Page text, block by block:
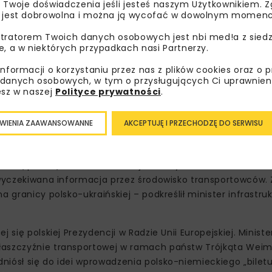
poparte analizami i danymi, argumenty
jej celem było udzielenie wsparcia
Biorąc pod uwagę negatywny wpływ umowy w jej
konieczność podjęcia wszelkich możliwych działań
o wsparcie podczas prac nad zmianą i
na europejskim rynku międzynarodowych
jego niemieckiego odpowiednika i
prośbą, zasadność rewizji umowy i doceniam, że
informacja przez środowisko transportowców.
granicy polsko-ukraińskiej – podkreślił minister
polskiej Prezydencji w Radzie Unii Europejskiej.
transportowej w ramach państw Trójkąta
się do idei wprowadzenia polsko-niemieckiego
doświadczenia jeśli jesteś naszym Użytkownikiem.
dobrowolna i można ją wycofać w dowolnym
Twoich danych osobowych jest nbi med!a z
a w niektórych przypadkach nasi Partnerzy.
o korzystaniu przez nas z plików cookies oraz o
osobowych, w tym o przysługujących Ci
w naszej Polityce prywatności.
AKCEPTUJĘ I PRZECHODZĘ DO SERWISU
ZAAWANSOWANNE